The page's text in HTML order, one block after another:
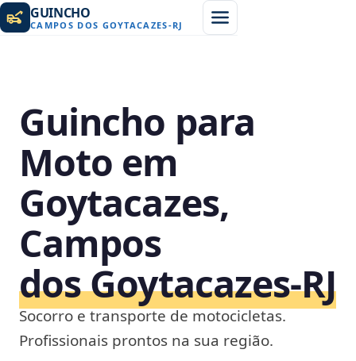
GUINCHO
CAMPOS DOS GOYTACAZES-RJ
Guincho para
Moto em
Goytacazes,
Campos
dos Goytacazes‑RJ
Socorro e transporte de motocicletas.
Profissionais prontos na sua região.